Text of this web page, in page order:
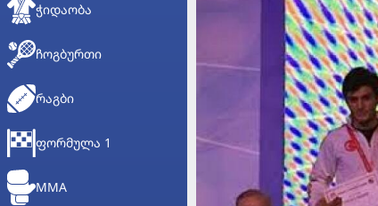
ᲭᲘᲓᲐᲝᲑᲐ
ᲩᲝᲒᲑᲣᲠᲗᲘ
ᲠᲐᲒᲑᲘ
ᲤᲝᲠᲛᲣᲚᲐ 1
MMA